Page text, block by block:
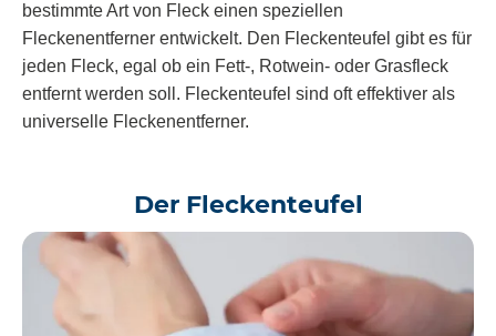
bestimmte Art von Fleck einen speziellen
Fleckenentferner entwickelt. Den Fleckenteufel gibt es für
jeden Fleck, egal ob ein Fett-, Rotwein- oder Grasfleck
entfernt werden soll. Fleckenteufel sind oft effektiver als
universelle Fleckenentferner.
Der Fleckenteufel